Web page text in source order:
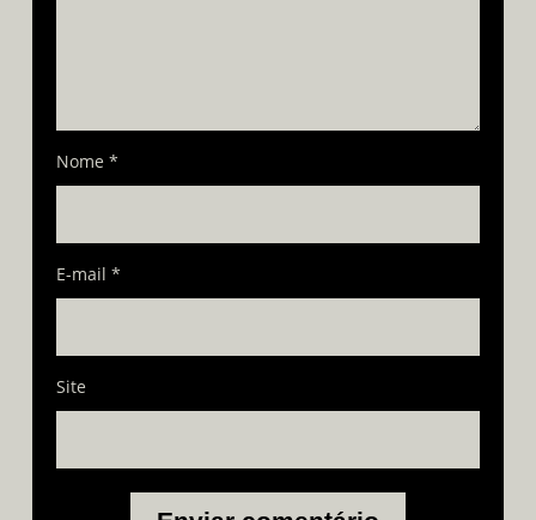
Nome *
E-mail *
Site